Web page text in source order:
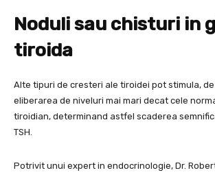
Noduli sau chisturi in
tiroida
Alte tipuri de cresteri ale tiroidei pot stimula,
eliberarea de niveluri mai mari decat cele
tiroidian, determinand astfel scaderea
TSH.
Potrivit unui expert in endocrinologie, Dr.